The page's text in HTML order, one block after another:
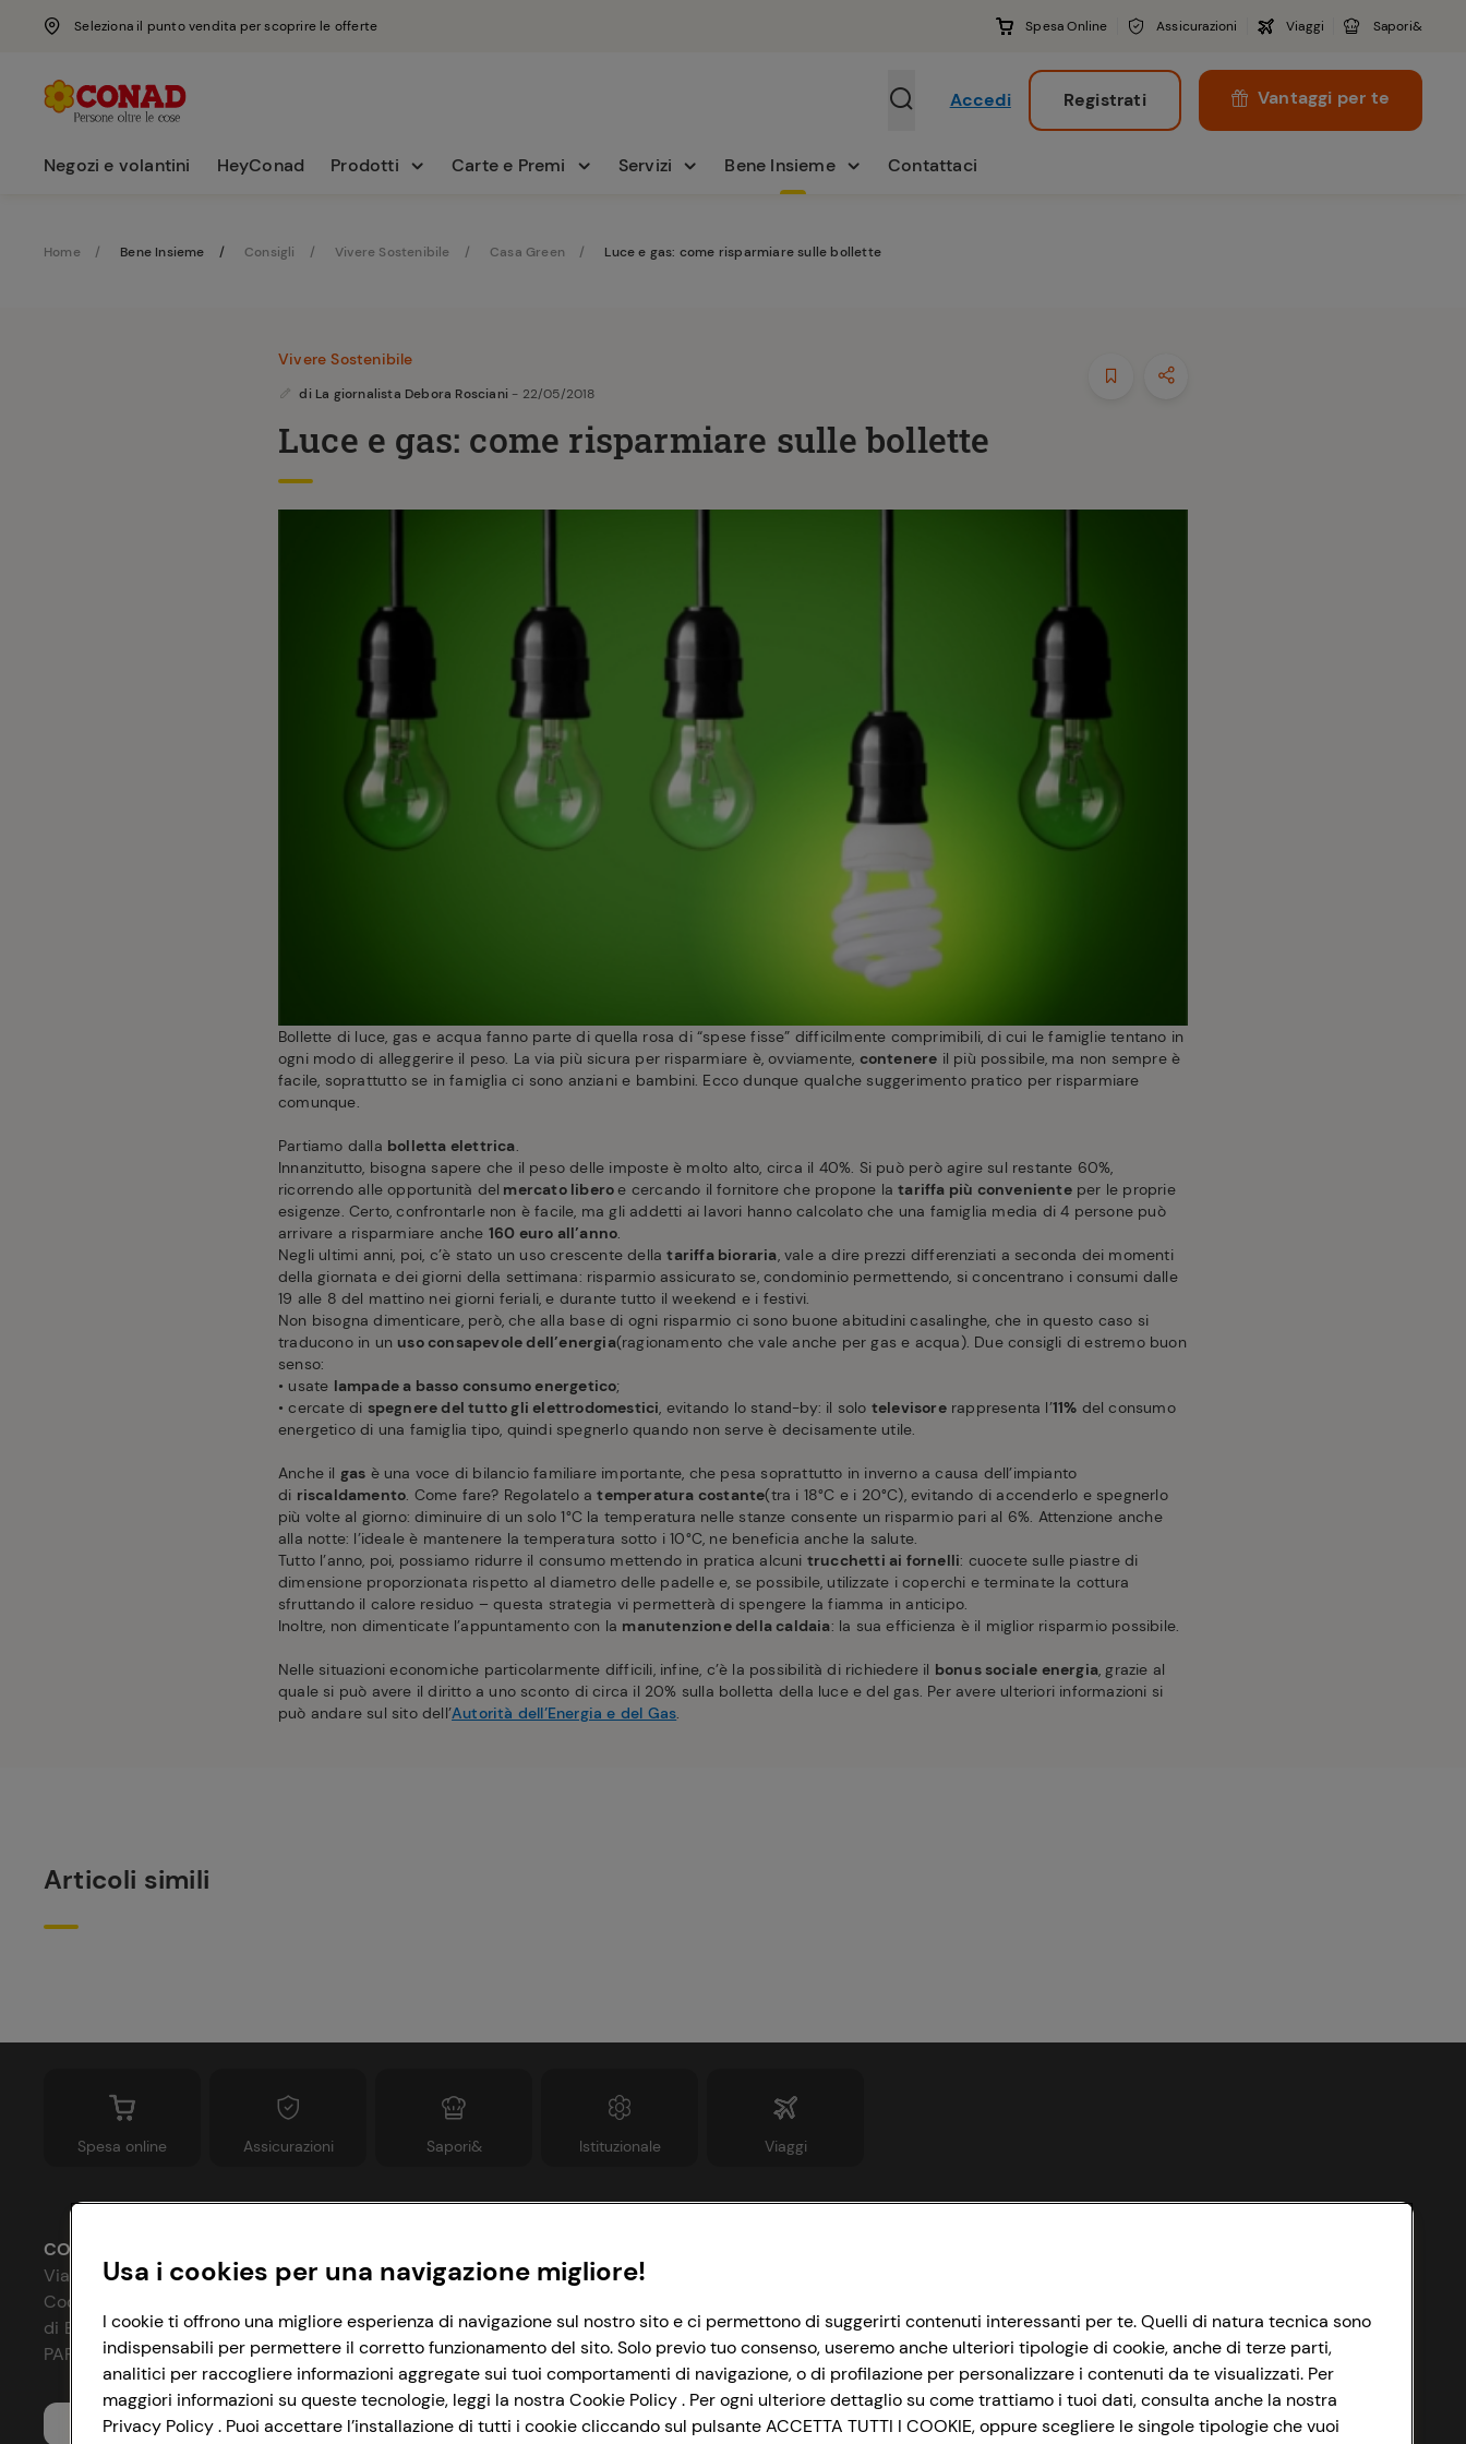
Seleziona il punto vendita per scoprire le offerte Spesa Online Assicurazioni Viaggi Sapori&
Accedi Registrati Vantaggi per te
Negozi e volantini HeyConad Prodotti Carte e Premi Servizi Bene Insieme Contattaci
Home Bene Insieme Consigli Vivere Sostenibile Casa Green Luce e gas: come risparmiare sulle bollette
Vivere Sostenibile
di La giornalista Debora Rosciani - 22/05/2018
Luce e gas: come risparmiare sulle bollette
Bollette di luce, gas e acqua fanno parte di quella rosa di “spese fisse” difficilmente comprimibili, di cui le famiglie tentano in
ogni modo di alleggerire il peso. La via più sicura per risparmiare è, ovviamente, contenere il più possibile, ma non sempre è
facile, soprattutto se in famiglia ci sono anziani e bambini. Ecco dunque qualche suggerimento pratico per risparmiare
comunque.
Partiamo dalla bolletta elettrica.
Innanzitutto, bisogna sapere che il peso delle imposte è molto alto, circa il 40%. Si può però agire sul restante 60%,
ricorrendo alle opportunità del mercato liberoe cercando il fornitore che propone latariffa più convenienteper le proprie
esigenze. Certo, confrontarle non è facile, ma gli addetti ai lavori hanno calcolato che una famiglia media di 4 persone può
arrivare a risparmiare anche 160 euro all’anno.
Negli ultimi anni, poi, c’è stato un uso crescente dellatariffa bioraria, vale a dire prezzi differenziati a seconda dei momenti
della giornata e dei giorni della settimana: risparmio assicurato se, condominio permettendo, si concentrano i consumi dalle
19 alle 8 del mattino nei giorni feriali, e durante tutto il weekend e i festivi.
Non bisogna dimenticare, però, che alla base di ogni risparmio ci sono buone abitudini casalinghe, che in questo caso si
traducono in un uso consapevole dell’energia(ragionamento che vale anche per gas e acqua). Due consigli di estremo buon
senso:
• usate lampade a basso consumo energetico;
• cercate di spegnere del tutto gli elettrodomestici, evitando lo stand-by: il solo televisorerappresenta l’11% del consumo
energetico di una famiglia tipo, quindi spegnerlo quando non serve è decisamente utile.
Anche il gas è una voce di bilancio familiare importante, che pesa soprattutto in inverno a causa dell’impianto
di riscaldamento. Come fare? Regolatelo atemperatura costante(tra i 18°C e i 20°C), evitando di accenderlo e spegnerlo
più volte al giorno: diminuire di un solo 1°C la temperatura nelle stanze consente un risparmio pari al 6%. Attenzione anche
alla notte: l’ideale è mantenere la temperatura sotto i 10°C, ne beneficia anche la salute.
Tutto l’anno, poi, possiamo ridurre il consumo mettendo in pratica alcuni trucchetti ai fornelli: cuocete sulle piastre di
dimensione proporzionata rispetto al diametro delle padelle e, se possibile, utilizzate i coperchi e terminate la cottura
sfruttando il calore residuo – questa strategia vi permetterà di spengere la fiamma in anticipo.
Inoltre, non dimenticate l’appuntamento con la manutenzione della caldaia: la sua efficienza è il miglior risparmio possibile.
Nelle situazioni economiche particolarmente difficili, infine, c’è la possibilità di richiedere il bonus sociale energia, grazie al
quale si può avere il diritto a uno sconto di circa il 20% sulla bolletta della luce e del gas. Per avere ulteriori informazioni si
può andare sul sito dell’Autorità dell’Energia e del Gas.
Articoli simili
Spesa online Assicurazioni Sapori& Istituzionale Viaggi
Cookie Policy
Impostazioni Cookie
Accessibilità
Le cooperative
News & Approfondimenti
Richiami prodotto
CONAD SOCIETÀ COOPERATIVA
Via Michelino, 59 | 40127 BOLOGNA
Codice Fiscale e Registro Imprese
di Bologna 00865960157
PARTITA IVA 03320960374
Servizio clienti
Usa i cookies per una navigazione migliore!
I cookie ti offrono una migliore esperienza di navigazione sul nostro sito e ci permettono di suggerirti contenuti interessanti per te. Quelli di natura tecnica sono
indispensabili per permettere il corretto funzionamento del sito. Solo previo tuo consenso, useremo anche ulteriori tipologie di cookie, anche di terze parti,
analitici per raccogliere informazioni aggregate sui tuoi comportamenti di navigazione, o di profilazione per personalizzare i contenuti da te visualizzati. Per
maggiori informazioni su queste tecnologie, leggi la nostra Cookie Policy . Per ogni ulteriore dettaglio su come trattiamo i tuoi dati, consulta anche la nostra
Privacy Policy . Puoi accettare l’installazione di tutti i cookie cliccando sul pulsante ACCETTA TUTTI I COOKIE, oppure scegliere le singole tipologie che vuoi